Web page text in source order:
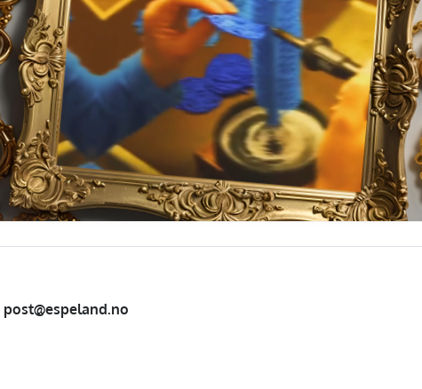
post@espeland.no